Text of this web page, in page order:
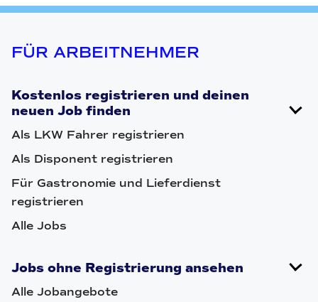
FÜR ARBEITNEHMER
Kostenlos registrieren und deinen
neuen Job finden
Als LKW Fahrer registrieren
Als Disponent registrieren
Für Gastronomie und Lieferdienst
registrieren
Alle Jobs
Jobs ohne Registrierung ansehen
Alle Jobangebote